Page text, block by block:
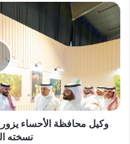
و
ي
ح
ا
ف
ظ
وكيل محافظة الأحساء
نسخته